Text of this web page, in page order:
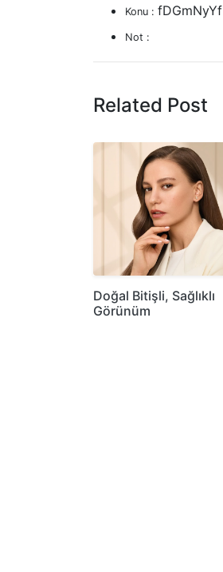
Konu : fDGmNyYf
Not :
Related Post
Doğal Bitişli, Sağlıklı
Görünüm